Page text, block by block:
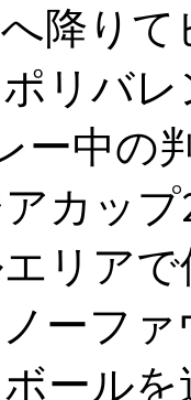
降り
リバ
ー中の
カッ
リア
ーフ
ール